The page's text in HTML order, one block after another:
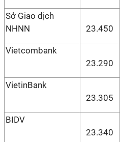
Sở Giao dịch
NHNN
23.450
Vietcombank
23.290
VietinBank
23.305
BIDV
23.340